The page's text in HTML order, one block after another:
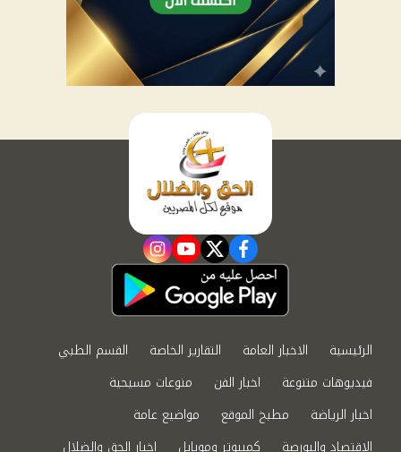
facebook
twitter
youtube
instagram
الرئيسية الاخبار العامة التقارير الخاصة
القسم الطبي
فيديوهات متنوعة
اخبار الفن
منوعات مسيحية
اخبار الرياضة
مطبخ الموقع
مواضيع عامة
الاقتصاد والبورصة
كمبيوتر وموبايل اخبار الحق والضلال